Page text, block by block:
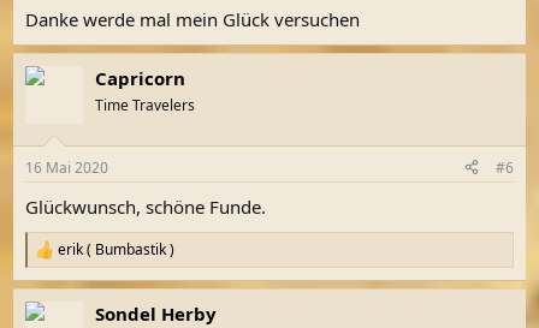
Danke werde mal mein Glück versuchen
Capricorn
Time Travelers
16 Mai 2020 #6
Glückwunsch, schöne Funde.
R
e
a
k
erik ( Bumbastik )
Sondel Herby